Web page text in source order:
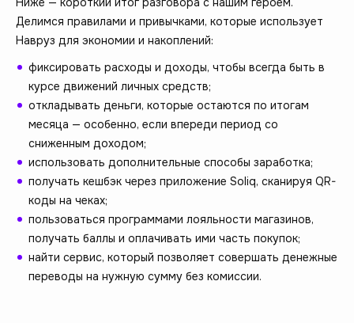
Делимся правилами и привычками, которые использует
Навруз для экономии и накоплений:
фиксировать расходы и доходы, чтобы всегда быть в
курсе движений личных средств;
откладывать деньги, которые остаются по итогам
месяца — особенно, если впереди период со
сниженным доходом;
использовать дополнительные способы заработка;
получать кешбэк через приложение Soliq, сканируя QR-
коды на чеках;
пользоваться программами лояльности магазинов,
получать баллы и оплачивать ими часть покупок;
найти сервис, который позволяет совершать денежные
переводы на нужную сумму без комиссии.